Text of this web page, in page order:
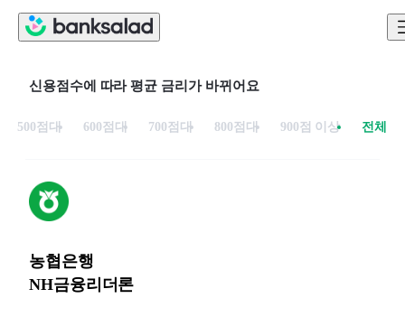
신용점수에 따라 평균 금리가 바뀌어요
500점대 600점대 700점대 800점대 900점 이상 전체
농협은행
NH금융리더론